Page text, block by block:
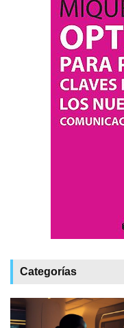
Categorías